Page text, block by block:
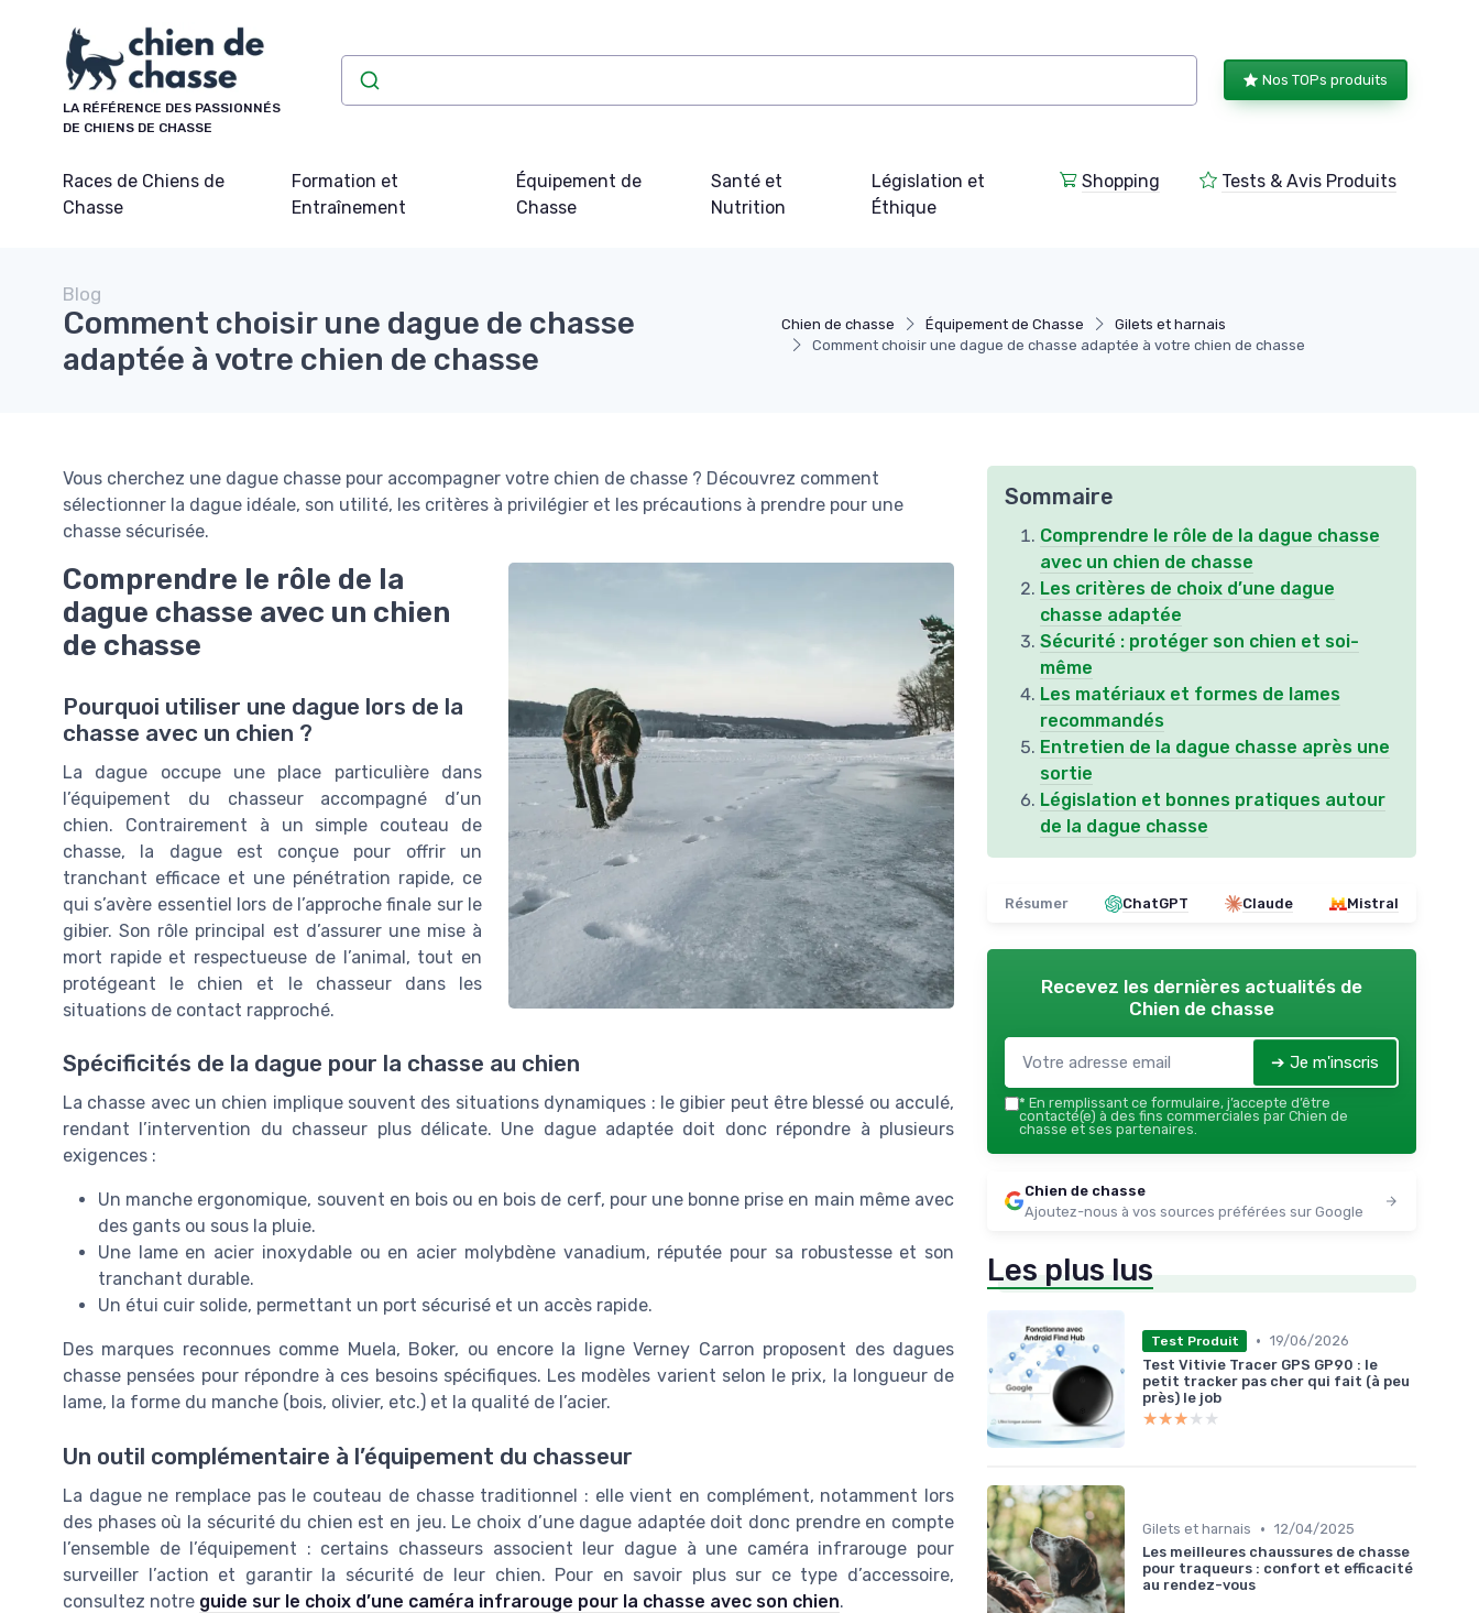
LA RÉFÉRENCE DES PASSIONNÉS
DE CHIENS DE CHASSE
Nos TOPs produits
Races de Chiens de
Chasse
Formation et
Entraînement
Équipement de
Chasse
Santé et
Nutrition
Législation et
Éthique
Shopping Tests & Avis Produits
Chien de chasse Équipement de Chasse
Gilets et harnais
Comment choisir une dague de chasse adaptée à votre chien de chasse
Blog
Comment choisir une dague de chasse
adaptée à votre chien de chasse
Vous cherchez une dague chasse pour accompagner votre chien de chasse ? Découvrez comment
sélectionner la dague idéale, son utilité, les critères à privilégier et les précautions à prendre pour une
chasse sécurisée.
Comprendre le rôle de la
dague chasse avec un chien
de chasse
Pourquoi utiliser une dague lors de la
chasse avec un chien ?
La dague occupe une place particulière dans
l’équipement du chasseur accompagné d’un
chien. Contrairement à un simple couteau de
chasse, la dague est conçue pour offrir un
tranchant efficace et une pénétration rapide, ce
qui s’avère essentiel lors de l’approche finale sur le
gibier. Son rôle principal est d’assurer une mise à
mort rapide et respectueuse de l’animal, tout en
protégeant le chien et le chasseur dans les
situations de contact rapproché.
Spécificités de la dague pour la chasse au chien
La chasse avec un chien implique souvent des situations dynamiques : le gibier peut être blessé ou acculé,
rendant l’intervention du chasseur plus délicate. Une dague adaptée doit donc répondre à plusieurs
exigences :
Un manche ergonomique, souvent en bois ou en bois de cerf, pour une bonne prise en main même avec
des gants ou sous la pluie.
Une lame en acier inoxydable ou en acier molybdène vanadium, réputée pour sa robustesse et son
tranchant durable.
Un étui cuir solide, permettant un port sécurisé et un accès rapide.
Des marques reconnues comme Muela, Boker, ou encore la ligne Verney Carron proposent des dagues
chasse pensées pour répondre à ces besoins spécifiques. Les modèles varient selon le prix, la longueur de
lame, la forme du manche (bois, olivier, etc.) et la qualité de l’acier.
Un outil complémentaire à l’équipement du chasseur
La dague ne remplace pas le couteau de chasse traditionnel : elle vient en complément, notamment lors
des phases où la sécurité du chien est en jeu. Le choix d’une dague adaptée doit donc prendre en compte
l’ensemble de l’équipement : certains chasseurs associent leur dague à une caméra infrarouge pour
surveiller l’action et garantir la sécurité de leur chien. Pour en savoir plus sur ce type d’accessoire,
consultez notre guide sur le choix d’une caméra infrarouge pour la chasse avec son chien.
Sommaire
Comprendre le rôle de la dague chasse
avec un chien de chasse
Les critères de choix d’une dague
chasse adaptée
Sécurité : protéger son chien et soi-
même
Les matériaux et formes de lames
recommandés
Entretien de la dague chasse après une
sortie
Législation et bonnes pratiques autour
de la dague chasse
Résumer ChatGPT Claude Mistral
Recevez les dernières actualités de
Chien de chasse
➔ Je m'inscris
* En remplissant ce formulaire, j’accepte d’être
contacté(e) à des fins commerciales par Chien de
chasse et ses partenaires.
Chien de chasse
Ajoutez-nous à vos sources préférées sur Google
Les plus lus
Test Produit • 19/06/2026
Test Vitivie Tracer GPS GP90 : le
petit tracker pas cher qui fait (à peu
près) le job
★★★★★
★★★★★
Gilets et harnais • 12/04/2025
Les meilleures chaussures de chasse
pour traqueurs : confort et efficacité
au rendez-vous